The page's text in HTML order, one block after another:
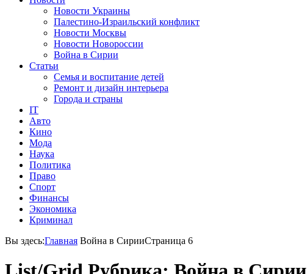
Новости Украины
Палестино-Израильский конфликт
Новости Москвы
Новости Новороссии
Война в Сирии
Статьи
Семья и воспитание детей
Ремонт и дизайн интерьера
Города и страны
IT
Авто
Кино
Мода
Наука
Политика
Право
Спорт
Финансы
Экономика
Криминал
Вы здесь:Главная Война в СирииСтраница 6